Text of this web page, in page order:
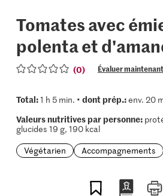
Tomates avec
polenta et
(0) Évaluer maintenant
Total:1 h 5 min. • dont prép.:env. 20
Valeurs nutritives par personne:
glucides 19 g, 190 kcal
Végétarien
Accompagnements